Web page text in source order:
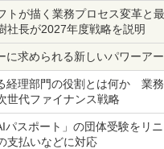
トが描く業務プロセス変革と
長が2027年度戦略を説明
に求められる新しいパワーア
経理部門の役割とは何か 業
世代ファイナンス戦略
パスポート」の団体受験をリ
支払いなどに対応